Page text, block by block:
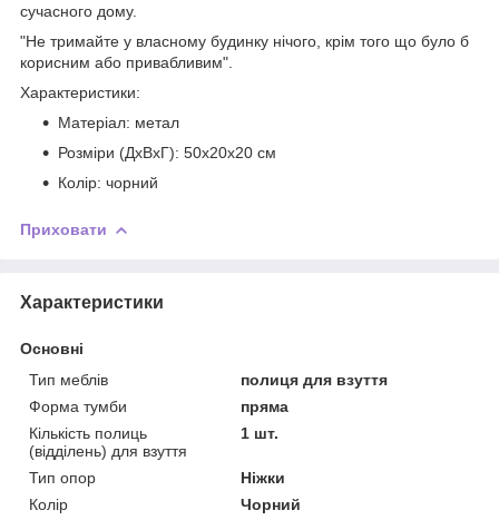
сучасного дому.
"Не тримайте у власному будинку нічого, крім того що було б
корисним або привабливим".
Характеристики:
Матеріал: метал
Розміри (ДхВхГ): 50x20х20 см
Колір: чорний
Приховати
Характеристики
Основні
Тип меблів
полиця для взуття
Форма тумби
пряма
Кількість полиць
(відділень) для взуття
1 шт.
Тип опор
Ніжки
Колір
Чорний